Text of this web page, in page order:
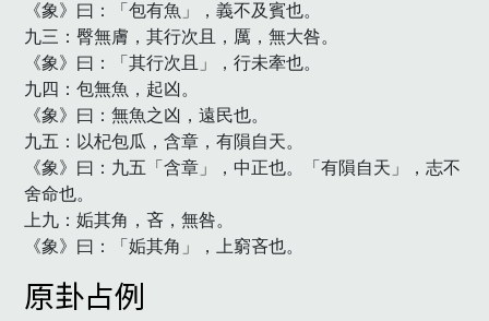
《象》曰：「包有魚」，義不及賓也。
九三：臀無膚，其行次且，厲，無大咎。
《象》曰：「其行次且」，行未牽也。
九四：包無魚，起凶。
《象》曰：無魚之凶，遠民也。
九五：以杞包瓜，含章，有隕自天。
《象》曰：九五「含章」，中正也。「有隕自天」，志不
舍命也。
上九：姤其角，吝，無咎。
《象》曰：「姤其角」，上窮吝也。
原卦占例